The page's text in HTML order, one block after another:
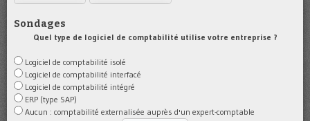
Sondages
Quel type de logiciel de comptabilité utilise votre entreprise ?
Logiciel de comptabilité isolé
Logiciel de comptabilité interfacé
Logiciel de comptabilité intégré
ERP (type SAP)
Aucun : comptabilité externalisée auprès d'un expert-comptable